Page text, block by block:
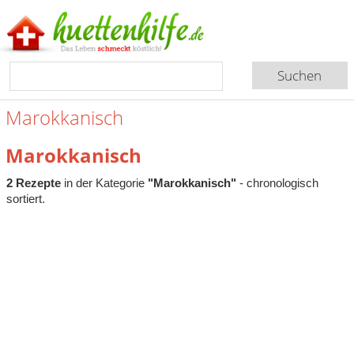
Marokkanisch
Marokkanisch
2 Rezeptein der Kategorie "Marokkanisch" - chronologisch
sortiert.